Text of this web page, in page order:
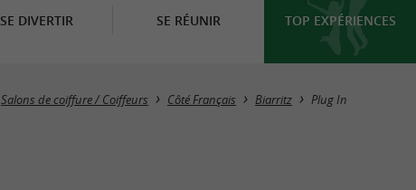
SE DIVERTIR SE RÉUNIR TOP EXPÉRIENCES
Salons de coiffure / Coiffeurs Côté Français Biarritz Plug In